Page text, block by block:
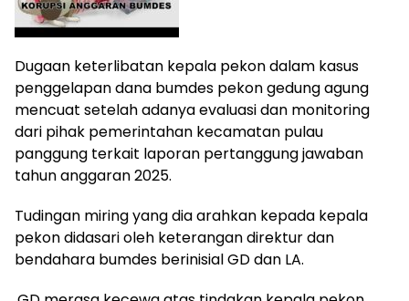
Dugaan keterlibatan kepala pekon dalam kasus
penggelapan dana bumdes pekon gedung agung
mencuat setelah adanya evaluasi dan monitoring
dari pihak pemerintahan kecamatan pulau
panggung terkait laporan pertanggung jawaban
tahun anggaran 2025.
Tudingan miring yang dia arahkan kepada kepala
pekon didasari oleh keterangan direktur dan
bendahara bumdes berinisial GD dan LA.